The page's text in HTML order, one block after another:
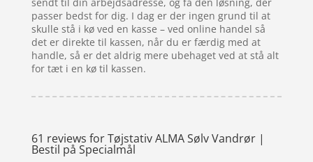
passer bedst for dig. I dag er der ingen grund til at
skulle stå i kø ved en kasse – ved online handel så
det er direkte til kassen, når du er færdig med at
handle, så er det aldrig mere ubehaget ved at stå alt
for tæt i en kø til kassen.
61 reviews forTøjstativ ALMA Sølv Vandrør |
Bestil på Specialmål